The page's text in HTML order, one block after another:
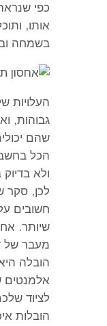
כפי
אותו,
בשמחה
העלויות
גבוהות,
שהם
הכל
ולא
לכן, סקר
חשובים
שיותר.
מעבר של
הובלה
אלמנטים
לציוד
הובלות